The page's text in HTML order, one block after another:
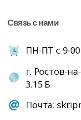
Связьснами
ПН-ПТ с 9-
г. Ростов-
3.15 Б
Почта: